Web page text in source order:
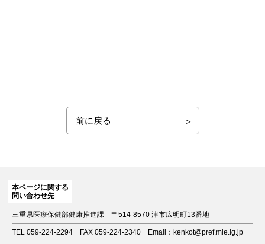
前に戻る
本ページに関する
問い合わせ先
三重県医療保健部健康推進課 〒514-8570 津市広明町13番地
TEL 059-224-2294 FAX 059-224-2340 Email：kenkot@pref.mie.lg.jp